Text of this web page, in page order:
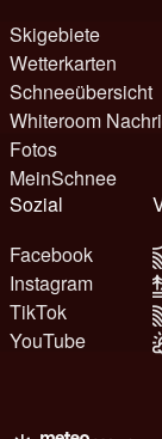
Skigebiete
Wetterkarten
Schneeübersicht
Whiteroom
Fotos
MeinSchnee
Sozial
Facebook
Instagram
TikTok
YouTube